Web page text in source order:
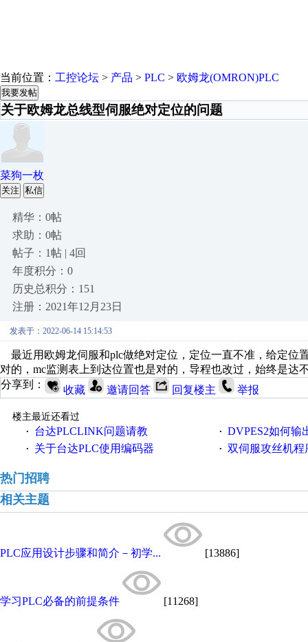
当前位置： 工控论坛 > 产品 > PLC > 欧姆龙(OMRON)PLC
我要发帖
关于欧姆龙总线型伺服绝对定位的问题
菜狗一枚
关注 私信
精华：0帖
求助：0帖
帖子：1帖 | 4回
年度积分：0
历史总积分：151
注册：2021年12月23日
发表于：2022-06-14 15:14:53
最近用欧姆龙伺服和plc做绝对定位，定位一直不准，给定位
对的，mc监测表上到达位置也是对的，导程也改过，始终是达
分享到：
收藏 邀请回答 回复楼主 举报
楼主最近还看过
·
台达PLCLINK问题请教 · DVPES2如何输出一
· 关于台达PLC使用编码器 · 双伺服攻丝机程
热门招聘
相关主题
PLC应用设计步骤和简介－初学... [13886]
学习PLC必备的前提条件 [11268]